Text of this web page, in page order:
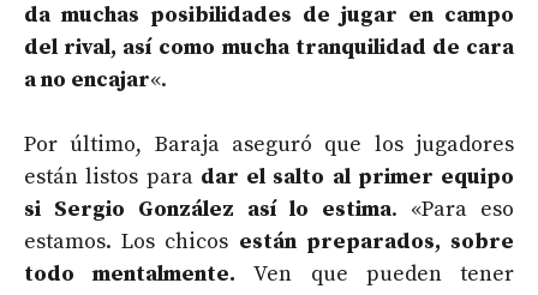
da muchas posibilidades de jugar en campo
del rival, así como mucha tranquilidad de cara
a no encajar«.
Por último, Baraja aseguró que los jugadores
están listos para dar el salto al primer equipo
si Sergio González así lo estima. «Para eso
estamos. Los chicos están preparados, sobre
todo mentalmente.Ven que pueden tener